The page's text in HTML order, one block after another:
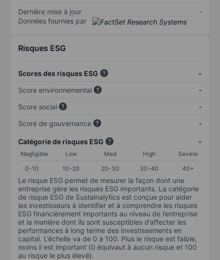
Dernière mise à jour
-
Données fournies par
Risques ESG
Scores des risques ESG
-
Score environnemental
-
Score social
-
Score de gouvernance
-
Catégorie de risques ESG -
Negligible Low Med High
Severe
0-10
10-20 20-30 30-40 40+
Le risque ESG permet de mesurer la façon dont une
entreprise gère les risques ESG importants. La catégorie
de risque ESG de Sustainalytics est conçue pour aider
les investisseurs à identifier et à comprendre les risques
ESG financièrement importants au niveau de l’entreprise
et la manière dont ils sont susceptibles d’affecter les
performances à long terme des investissements en
capital. L’échelle va de 0 à 100. Plus le risque est faible,
moins il est important (0 équivaut à aucun risque et 100
au risque le plus élevé).